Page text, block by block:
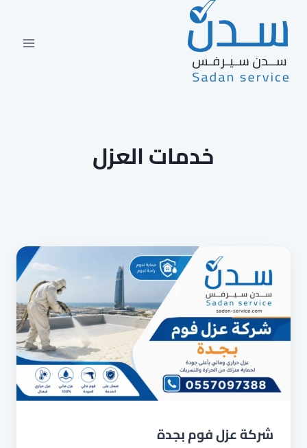
المحتوى
خدمات العزل
شركة عزل فوم بجدة